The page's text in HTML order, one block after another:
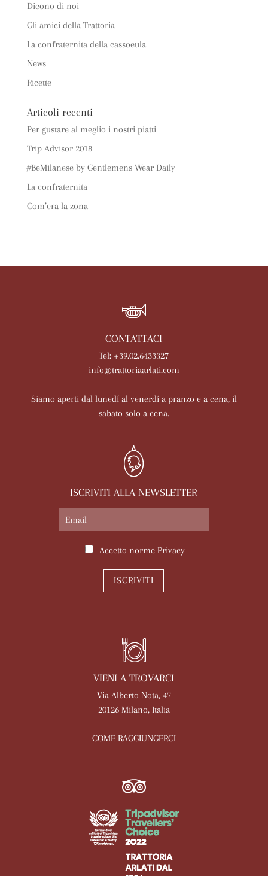
Dicono di noi
Gli amici della Trattoria
La confraternita della cassoeula
News
Ricette
Articoli recenti
Per gustare al meglio i nostri piatti
Trip Advisor 2018
#BeMilanese by Gentlemens Wear Daily
La confraternita
Com’era la zona
CONTATTACI
Tel: +39.02.6433327
info@trattoriaarlati.com
Siamo aperti dal lunedí al venerdí a pranzo e a cena, il
sabato solo a cena.
ISCRIVITI ALLA NEWSLETTER
Accetto norme Privacy
ISCRIVITI
VIENI A TROVARCI
Via Alberto Nota, 47
20126 Milano, Italia
COME RAGGIUNGERCI